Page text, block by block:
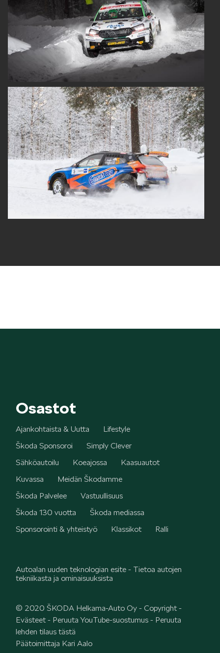
Osastot
Ajankohtaista & Uutta
Lifestyle
Škoda Sponsoroi
Simply Clever
Sähköautoilu
Koeajossa
Kaasuautot
Kuvassa
Meidän Škodamme
Škoda Palvelee
Vastuullisuus
Škoda 130 vuotta
Škoda mediassa
Sponsorointi & yhteistyö
Klassikot Ralli
Autoalan uuden teknologian esite - Tietoa autojen
tekniikasta ja ominaisuuksista
© 2020 ŠKODA Helkama-Auto Oy - Copyright-
Evästeet- Peruuta YouTube-suostumus - Peruuta
lehden tilaus tästä
Päätoimittaja Kari Aalo